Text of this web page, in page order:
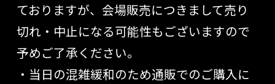
ておりますが、会場販売につきまして売り
切れ・中止になる可能性もございますので
予めご了承ください。
・当日の混雑緩和のため通販でのご購入に